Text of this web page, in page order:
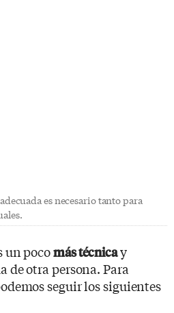
es necesario tanto para
un pocomás técnicay
de otra persona. Para
seguir los siguientes